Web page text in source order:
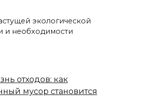
экологической
и необходимости